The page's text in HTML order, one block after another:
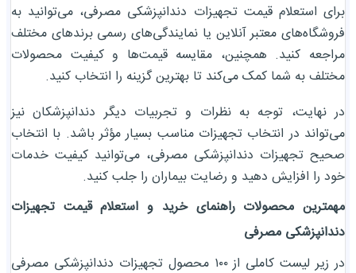
برای استعلام قیمت تجهیزات دندانپزشکی مصرفی، می‌توانید به
فروشگاه‌های معتبر آنلاین یا نمایندگی‌های رسمی برندهای مختلف
مراجعه کنید. همچنین، مقایسه قیمت‌ها و کیفیت محصولات
مختلف به شما کمک می‌کند تا بهترین گزینه را انتخاب کنید.
در نهایت، توجه به نظرات و تجربیات دیگر دندانپزشکان نیز
می‌تواند در انتخاب تجهیزات مناسب بسیار مؤثر باشد. با انتخاب
صحیح تجهیزات دندانپزشکی مصرفی، می‌توانید کیفیت خدمات
خود را افزایش دهید و رضایت بیماران را جلب کنید.
مهمترین محصولات راهنمای خرید و استعلام قیمت تجهیزات
دندانپزشکی مصرفی
در زیر لیست کاملی از ۱۰۰ محصول تجهیزات دندانپزشکی مصرفی